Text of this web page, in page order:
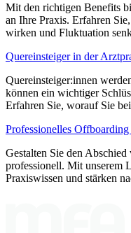
Mit den richtigen Benefits
an Ihre Praxis. Erfahren
wirken und Fluktuation
Quereinsteiger in der
Quereinsteiger:innen
können ein wichtiger
Erfahren Sie, worauf Sie
Professionelles
Gestalten Sie den
professionell. Mit unserem
Praxiswissen und stärken